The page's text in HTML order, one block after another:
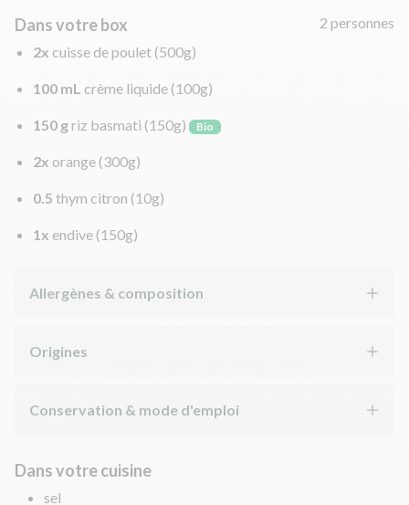
Dans votre box
2 personnes
2x cuisse de poulet (500g)
100 mL crème liquide (100g)
150 griz basmati (150g) Bio
2x orange (300g)
0.5 thym citron (10g)
1x endive (150g)
Allergènes & composition
Origines
Conservation & mode d'emploi
Dans votre cuisine
sel